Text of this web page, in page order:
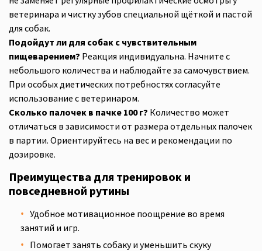
ветеринара и чистку зубов специальной щёткой и пастой
для собак.
Подойдут ли для собак с чувствительным
пищеварением? Реакция индивидуальна. Начните с
небольшого количества и наблюдайте за самочувствием.
При особых диетических потребностях согласуйте
использование с ветеринаром.
Сколько палочек в пачке 100 г? Количество может
отличаться в зависимости от размера отдельных палочек
в партии. Ориентируйтесь на вес и рекомендации по
дозировке.
Преимущества для тренировок и
повседневной рутины
Удобное мотивационное поощрение во время
занятий и игр.
Помогает занять собаку и уменьшить скуку